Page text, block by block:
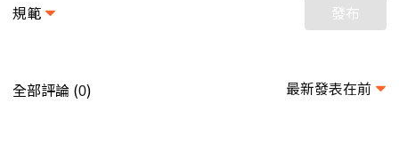
規範 發布
全部評論 (0) 最新發表在前